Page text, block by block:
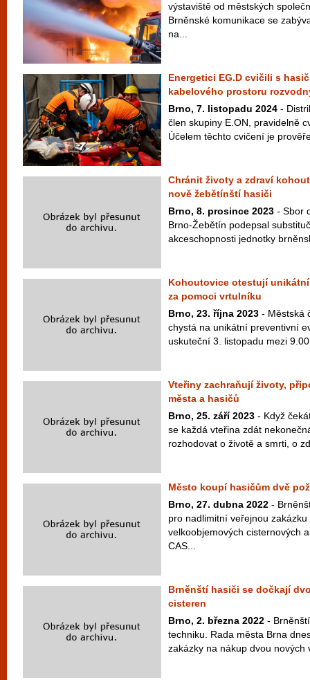
výstaviště od městských
Brněnské komunikace se
na...
Energetici EG.D cvičili s
kabelového prostoru
Brno, 7. listopadu 2024 -
člen skupiny E.ON, pravidelně
Účelem těchto cvičení je
Chránit životy a zdraví
nově žebětínští hasiči
Brno, 8. prosince 2023 - Sbor
Brno-Žebětín podepsal
akceschopnosti jednotky
Kohoutovice otestují
za pomoci vrtulníku
Brno, 23. října 2023 - Městská
chystá na unikátní preventivní
uskuteční 3. listopadu mezi
Vteřiny zachraňují životy,
města a hasičů
Brno, 25. září 2023 - Když
se každá vteřina zdát
rozhodovat o životě a smrti, o
Město koupí hasičům dvě
Brno, 27. dubna 2022 -
pro nadlimitní veřejnou
velkoobjemových cisternových
CAS...
Brněnští hasiči se dočkají
cisteren
Brno, 2. března 2022 -
techniku. Rada města Brna
zakázky na nákup dvou nových